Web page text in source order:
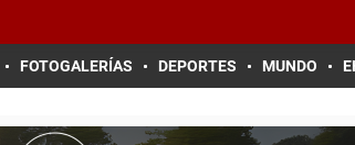
FOTOGALERÍAS DEPORTES MUNDO